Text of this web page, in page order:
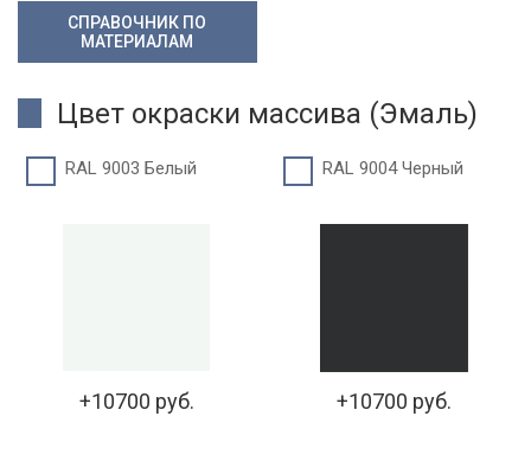
СПРАВОЧНИК ПО
МАТЕРИАЛАМ
Цвет окраски массива (Эмаль)
RAL 9003 Белый
+10700 руб.
RAL 9004 Черный
+10700 руб.